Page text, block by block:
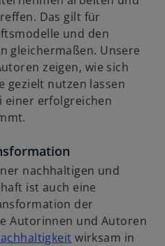
i
n
e
e
n
Das gilt für
und den
gleichermaßen. Unsere
zeigen, wie sich
gezielt nutzen lassen
einer erfolgreichen
nachhaltigen und
ist auch eine
der
Autorinnen und Autoren
wwirksam in